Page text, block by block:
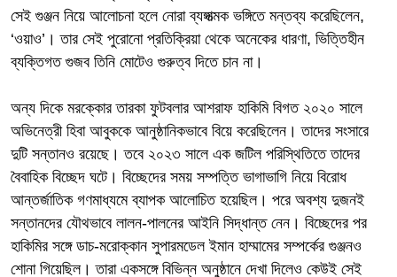
সেই গুঞ্জন নিয়ে আলোচনা হলে নোরা ব্যঙ্গাত্মক ভঙ্গিতে মন্তব্য করেছিলেন,
‘ওয়াও’। তার সেই পুরোনো প্রতিক্রিয়া থেকে অনেকের ধারণা, ভিত্তিহীন
ব্যক্তিগত গুজব তিনি মোটেও গুরুত্ব দিতে চান না।
অন্য দিকে মরক্কোর তারকা ফুটবলার আশরাফ হাকিমি বিগত ২০২০ সালে
অভিনেত্রী হিবা আবুককে আনুষ্ঠানিকভাবে বিয়ে করেছিলেন। তাদের সংসারে
দুটি সন্তানও রয়েছে। তবে ২০২৩ সালে এক জটিল পরিস্থিতিতে তাদের
বৈবাহিক বিচ্ছেদ ঘটে। বিচ্ছেদের সময় সম্পত্তি ভাগাভাগি নিয়ে বিরোধ
আন্তর্জাতিক গণমাধ্যমে ব্যাপক আলোচিত হয়েছিল। পরে অবশ্য দুজনই
সন্তানদের যৌথভাবে লালন-পালনের আইনি সিদ্ধান্ত নেন। বিচ্ছেদের পর
হাকিমির সঙ্গে ডাচ-মরোক্কান সুপারমডেল ইমান হাম্মামের সম্পর্কের গুঞ্জনও
শোনা গিয়েছিল। তারা একসঙ্গে বিভিন্ন অনুষ্ঠানে দেখা দিলেও কেউই সেই